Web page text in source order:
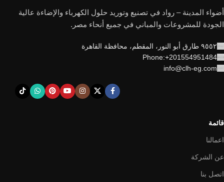
أضواء المدينة – رواد في تصنيع وتوريد حلول الكهرباء والإضاءة عالية
الجودة للمشروعات والمباني في جميع أنحاء مصر.
٩٥٥٢ طارق أبو النور، المقطم، محافظة القاهرة
Phone:+201554951484
info@clh-eg.com
قائمة
اعمالنا
عن الشركة
اتصل بنا